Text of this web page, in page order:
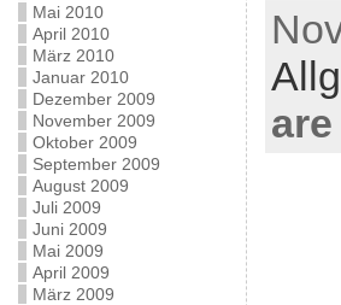
Mai 2010
April 2010
März 2010
Januar 2010
Dezember 2009
November 2009
Oktober 2009
September 2009
August 2009
Juli 2009
Juni 2009
Mai 2009
April 2009
März 2009